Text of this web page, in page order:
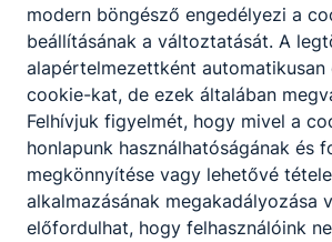
9. technikum angol nyelv
Letöltés
10. technikum angol nyelv
Letöltés
modern böngésző engedélyezi a
beállításának a változtatását. A
alapértelmezettként automatikusan
cookie-kat, de ezek általában
Felhívjuk figyelmét, hogy mivel a
honlapunk használhatóságának és
megkönnyítése vagy lehetővé
alkalmazásának megakadályozása
előfordulhat, hogy felhasználóink